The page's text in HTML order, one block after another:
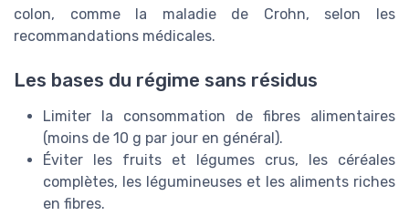
colon, comme la maladie de Crohn, selon les
recommandations médicales.
Les bases du régime sans résidus
Limiter la consommation de fibres alimentaires
(moins de 10 g par jour en général).
Éviter les fruits et légumes crus, les céréales
complètes, les légumineuses et les aliments riches
en fibres.